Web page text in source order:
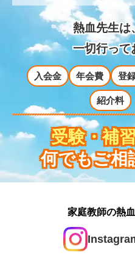
熱血先生は
一切行って
入会金 年会費 登
紹介料
受験・補
何でもご相
家庭教師の熱